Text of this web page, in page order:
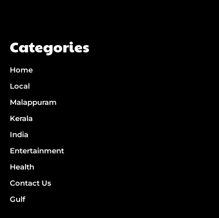
Categories
Home
Local
Malappuram
Kerala
India
Entertainment
Health
Contact Us
Gulf